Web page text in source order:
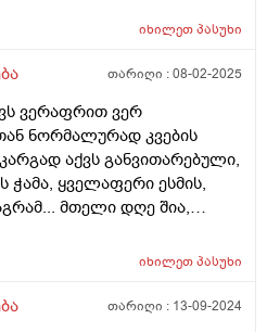
იხილეთპასუხი
თარიღი :08-02-2025
ვერაფრით ვერ
ნორმალურად კვების
აქვს განვითარებული,
ჭამა, ყველაფერი ესმის,
მთელი დღე შია,
ჭამოს, რომ დანაყრდეს და
ლუკმა, პურს ნამცეც-
იხილეთპასუხი
თარიღი : 13-09-2024